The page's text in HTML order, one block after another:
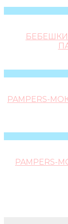
PAMPERS-
PAMPERS-